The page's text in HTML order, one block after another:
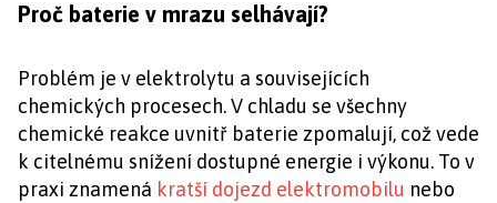
Proč baterie v mrazu selhávají?
Problém je v elektrolytu a souvisejících
chemických procesech. V chladu se všechny
chemické reakce uvnitř baterie zpomalují, což vede
k citelnému snížení dostupné energie i výkonu. To v
praxi znamená kratší dojezd elektromobilu nebo